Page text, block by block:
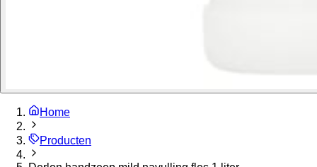
Home
Producten